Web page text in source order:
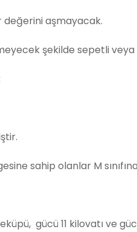
değerini aşmayacak.
şekilde sepetli
sahip olanlar M
gücü 11 kilovatı ve